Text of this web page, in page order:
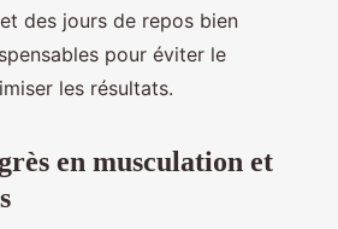
des jours de repos bien
pour éviter le
les résultats.
en musculation et